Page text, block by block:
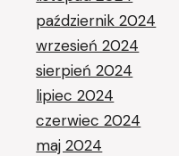
październik 2024
wrzesień 2024
sierpień 2024
lipiec 2024
czerwiec 2024
maj 2024